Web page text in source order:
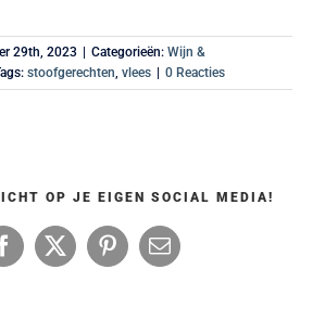
29th, 2023 Categorieën: Wijn &
stoofgerechten, vlees 0 Reacties
OP JE EIGEN SOCIAL MEDIA!
Facebook
X Pinterest
E-